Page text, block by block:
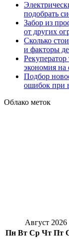
подобрать
Забор из
от других
Сколько
и факторы
Рекуператор
экономия на
Подбор
ошибок при
Облако меток
Август 2026
Пн Вт Ср Чт Пт